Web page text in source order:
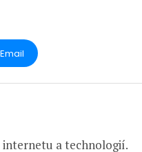
Email
internetu a technologií.